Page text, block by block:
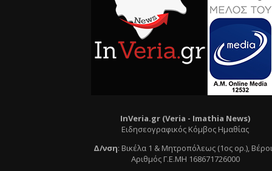
InVeria.gr (Veria - Ιmathia News)
Ειδησεογραφικός Κόμβος Ημαθίας
Δ/νση: Βικέλα 1 & Μητροπόλεως (1ος ορ.),
Αριθμός Γ.Ε.ΜΗ 168671726000